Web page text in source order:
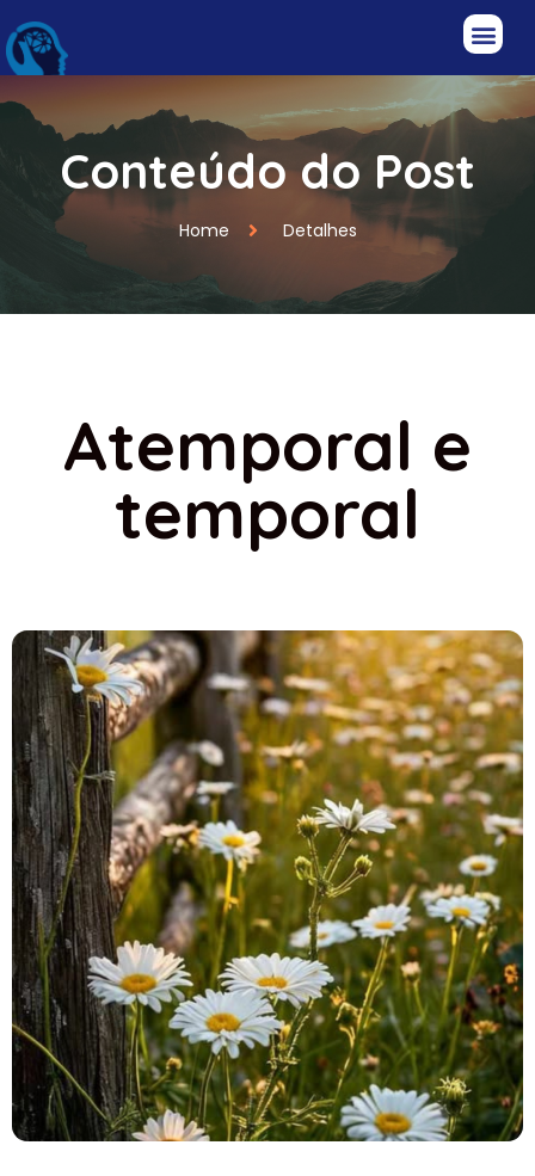
Conteúdo do Post
Home Detalhes
Atemporal e
temporal